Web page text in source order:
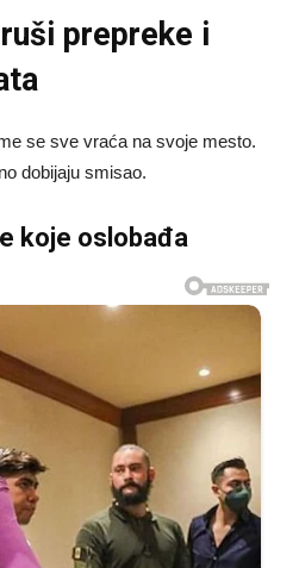
prepreke i
se sve vraća na svoje mesto.
dobijaju smisao.
koje oslobađa